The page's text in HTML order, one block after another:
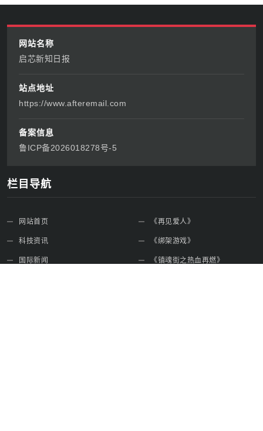
网站名称
启芯新知日报
站点地址
https://www.afteremail.com
备案信息
鲁ICP备2026018278号-5
栏目导航
网站首页
科技资讯
国际新闻
《再见爱人》
《绑架游戏》
《镇魂街之热血再燃》